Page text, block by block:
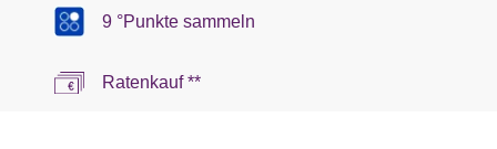
9 °Punkte sammeln
Ratenkauf **